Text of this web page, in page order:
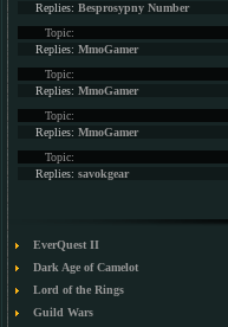
Replies: Besprosypny Number
Topic:
Replies: MmoGamer
Topic:
Replies: MmoGamer
Topic:
Replies: MmoGamer
Topic:
Replies: savokgear
EverQuest II
Dark Age of Camelot
Lord of the Rings
Guild Wars